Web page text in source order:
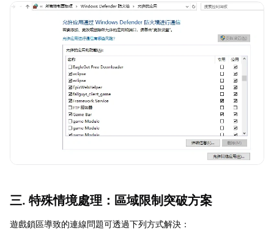
三. 特殊情境處理：區域限制突破方案
遊戲鎖區導致的連線問題可透過下列方式解決：